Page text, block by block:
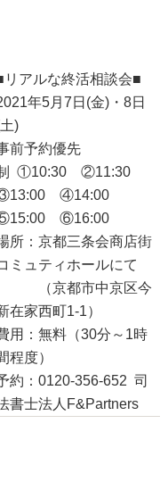
リアルな終活相談会■
年5月7日(金)・8日
)
前予約優先
①10:30 ②11:30
④14:00
⑥16:00
所：京都三条会商店街
ミュティホールにて
（京都市中京区今
在家西町1-1）
用：無料（30分～1時
程度）
約：0120-356-652 司
書士法人F&Partners